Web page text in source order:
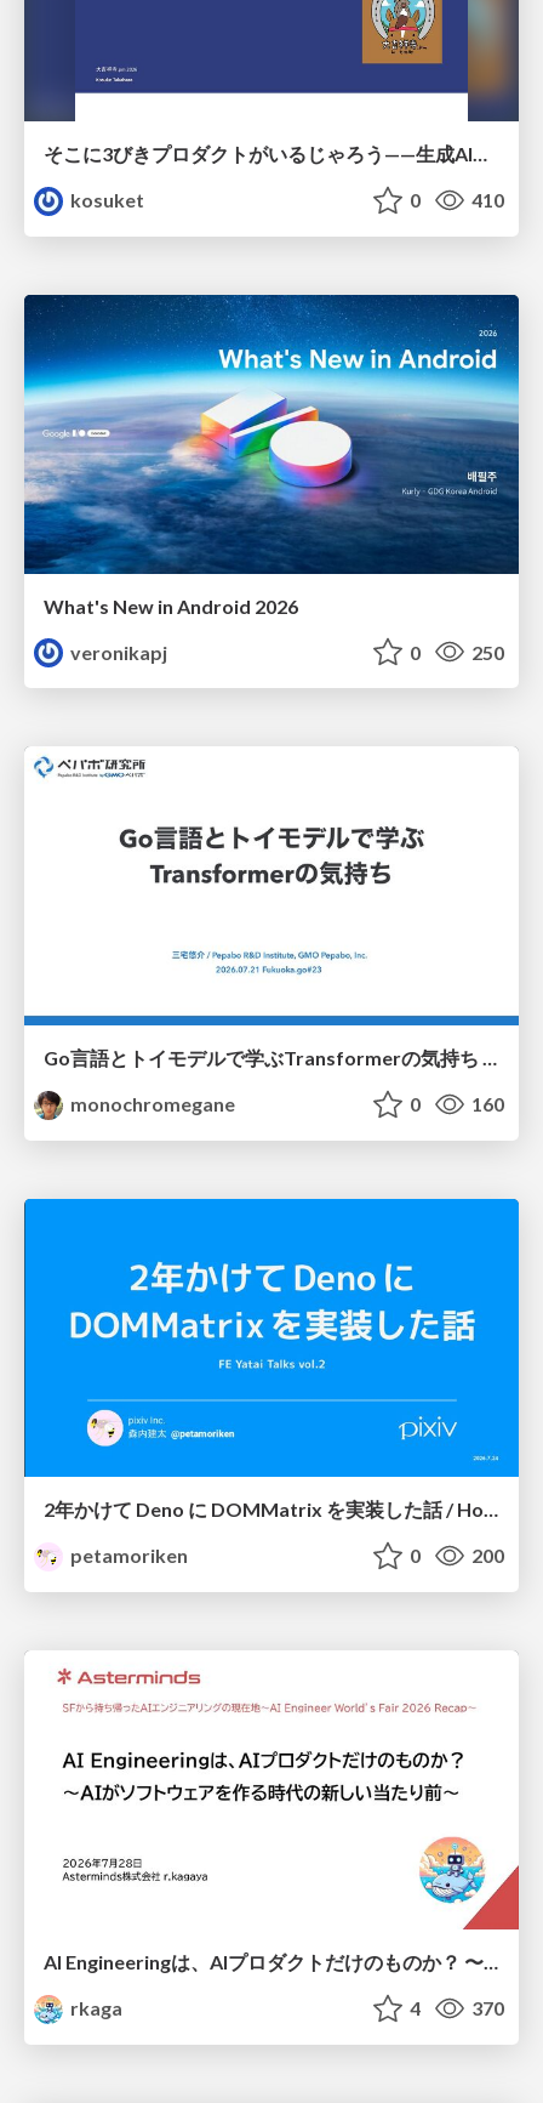
そこに3びきプロダクトがいるじゃろう——生成AI時代における“価値が届かない理由”の構造
kosuket
0 410
What's New in Android 2026
veronikapj
0 250
Go言語とトイモデルで学ぶTransformerの気持ち / fukuokago23-transformer
monochromegane
0 160
2年かけて Deno に DOMMatrix を実装した話 / How I implemented DOMMatrix in Deno over two years
petamoriken
0 200
rkaga
4 370